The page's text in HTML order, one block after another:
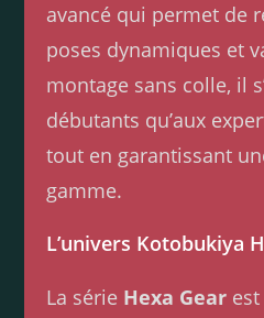
avancé qui permet de
poses dynamiques et
montage sans colle, il
débutants qu’aux
tout en garantissant
gamme.
L’univers Kotobukiya
La série Hexa Gear